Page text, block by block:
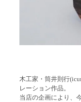
木工家・筒井則行
レーション作品。
当店の企画により、